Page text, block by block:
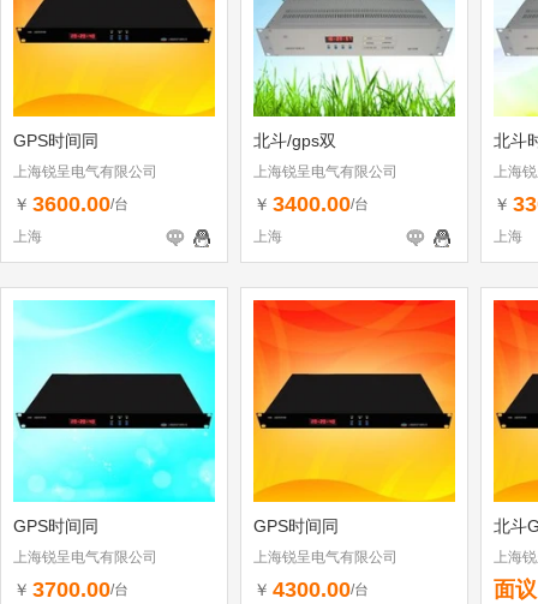
GPS时间同
上海锐呈电气有限公司
￥ 3600.00/台
上海
北斗/gps双
上海锐呈电气有限公司
￥ 3400.00/台
上海
北斗
上海
￥
上海
GPS时间同
上海锐呈电气有限公司
￥ 3700.00/台
GPS时间同
上海锐呈电气有限公司
￥ 4300.00/台
北斗
上海
面议